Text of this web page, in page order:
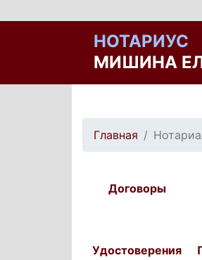
НОТАРИУС
МИШИНА
Главная
Договоры
Удостоверения